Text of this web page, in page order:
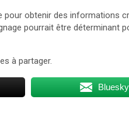
obtenir des informations
pourrait être déterminant
à partager.
Bluesky